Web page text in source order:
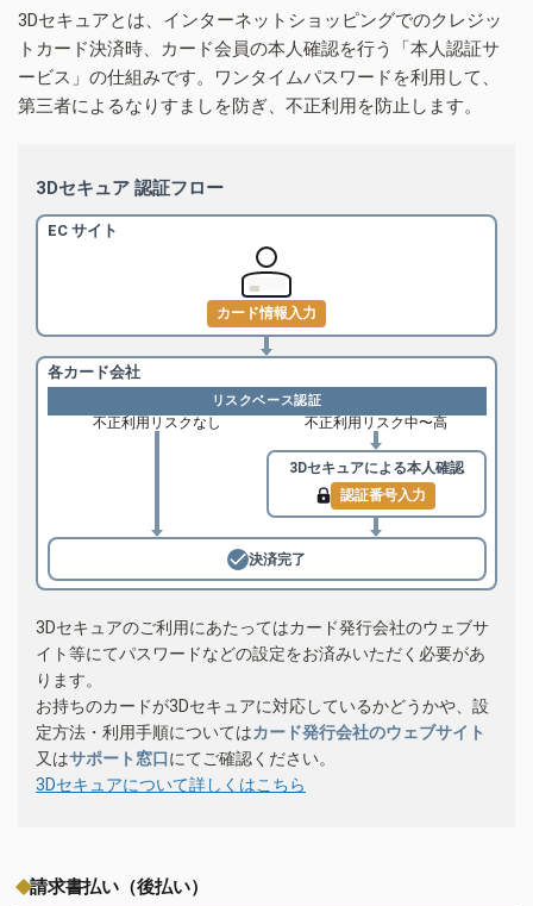
3Dセキュアとは、インターネットショッピングでのクレジッ
トカード決済時、カード会員の本人確認を行う「本人認証サ
ービス」の仕組みです。ワンタイムパスワードを利用して、
第三者によるなりすましを防ぎ、不正利用を防止します。
3Dセキュア 認証フロー
EC サイト
カード情報入力
各カード会社
リスクベース認証
不正利用リスクなし 不正利用リスク中〜高
3Dセキュアによる本人確認
認証番号入力
決済完了
3Dセキュアのご利用にあたってはカード発行会社のウェブサ
イト等にてパスワードなどの設定をお済みいただく必要があ
ります。
お持ちのカードが3Dセキュアに対応しているかどうかや、設
定方法・利用手順についてはカード発行会社のウェブサイト
又はサポート窓口にてご確認ください。
3Dセキュアについて詳しくはこちら
請求書払い（後払い）